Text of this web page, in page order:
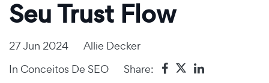
Seu Trust Flow
27 Jun 2024
Allie Decker
In Conceitos De SEO Share: